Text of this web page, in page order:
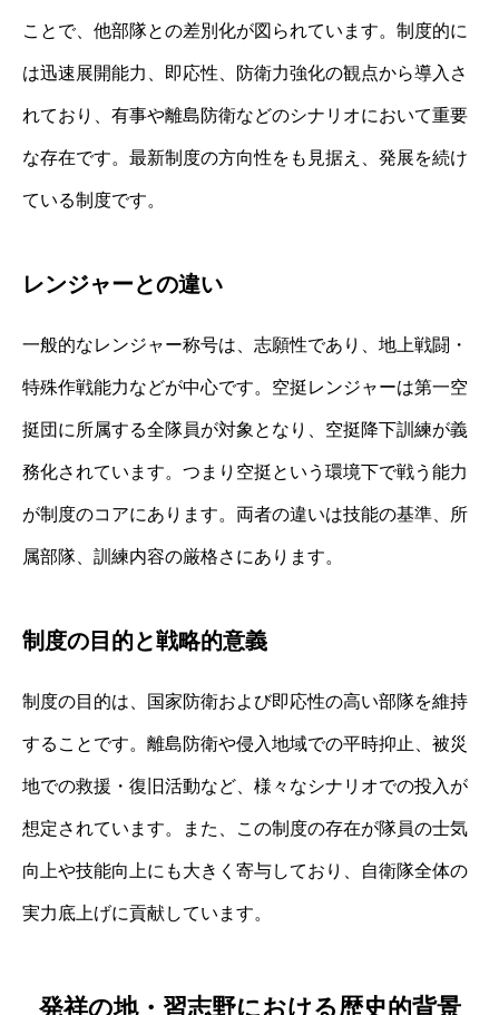
ことで、他部隊との差別化が図られています。制度的に
は迅速展開能力、即応性、防衛力強化の観点から導入さ
れており、有事や離島防衛などのシナリオにおいて重要
な存在です。最新制度の方向性をも見据え、発展を続け
ている制度です。
レンジャーとの違い
一般的なレンジャー称号は、志願性であり、地上戦闘・
特殊作戦能力などが中心です。空挺レンジャーは第一空
挺団に所属する全隊員が対象となり、空挺降下訓練が義
務化されています。つまり空挺という環境下で戦う能力
が制度のコアにあります。両者の違いは技能の基準、所
属部隊、訓練内容の厳格さにあります。
制度の目的と戦略的意義
制度の目的は、国家防衛および即応性の高い部隊を維持
することです。離島防衛や侵入地域での平時抑止、被災
地での救援・復旧活動など、様々なシナリオでの投入が
想定されています。また、この制度の存在が隊員の士気
向上や技能向上にも大きく寄与しており、自衛隊全体の
実力底上げに貢献しています。
発祥の地・習志野における歴史的背景